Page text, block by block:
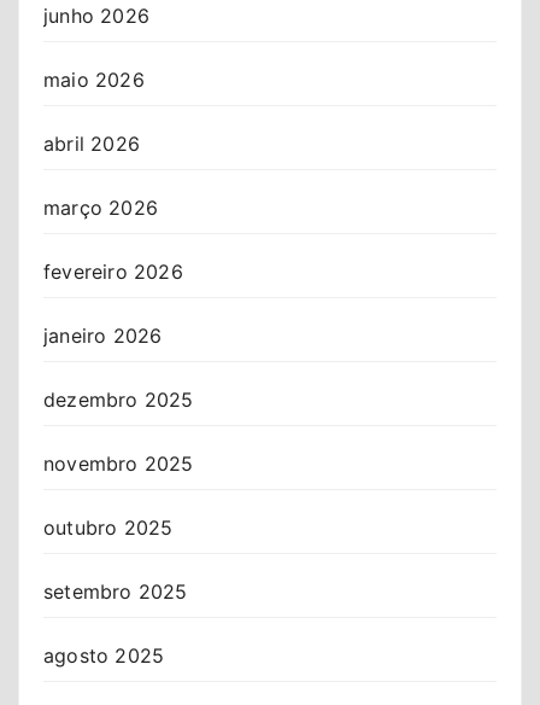
junho 2026
maio 2026
abril 2026
março 2026
fevereiro 2026
janeiro 2026
dezembro 2025
novembro 2025
outubro 2025
setembro 2025
agosto 2025